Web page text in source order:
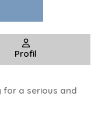
Profil
for a serious and